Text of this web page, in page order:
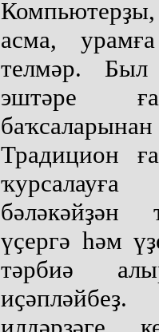
асма,
телмәр.
эштәре
Традицион
бәләкәйҙән
үҫергә һәм
тәрбиә